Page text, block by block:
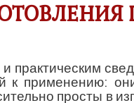
к применению:
просты в